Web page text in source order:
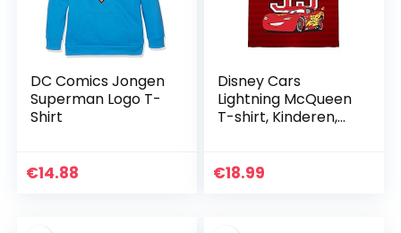
DC Comics Jongen
Superman Logo T-
Shirt
€14.88
Disney Cars
Lightning McQueen
T-shirt, Kinderen,
€18.99